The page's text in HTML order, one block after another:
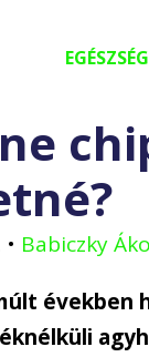
EGÉSZSÉG
• Babiczky